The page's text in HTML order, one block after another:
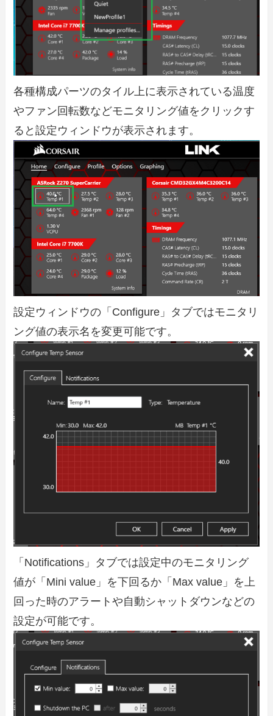
各種構成パーツのタイル上に表示されている温度
やファン回転数などモニタリング値をクリックす
ると設定ウィンドウが表示されます。
設定ウィンドウの「Configure」タブではモニタリ
ング値の表示名を変更可能です。
「Notifications」タブでは設定中のモニタリング
値が「Mini value」を下回るか「Max value」を上
回った時のアラートや自動シャットダウンなどの
設定が可能です。